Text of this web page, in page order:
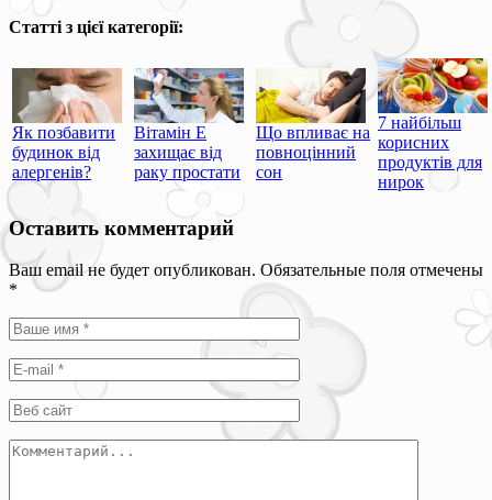
Статті з цієї категорії:
Як позбавити
будинок від
алергенів?
Вітамін Е
захищає від
раку простати
Що впливає на
повноцінний
сон
7 найбільш
корисних
продуктів для
нирок
Оставить комментарий
Ваш email не будет опубликован. Обязательные поля отмечены
*